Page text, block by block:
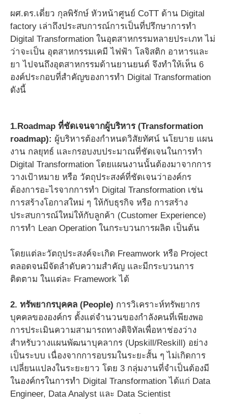
ผศ.ดร.เดี่ยว กุลพิรักษ์ หัวหน้าศูนย์ CoTT ด้าน Digital
factory เล่าถึงประสบการณ์การเป็นที่ปรึกษาการทำ
Digital Transformation ในอุตสาหกรรมหลายประเภท ไม่
ว่าจะเป็น อุตสาหกรรมเคมี ไฟฟ้า โลจิสติก อาหารและ
ยา ไปจนถึงอุตสาหกรรมด้านยานยนต์ จึงทำให้เห็น 6
องค์ประกอบที่สำคัญของการทำ Digital Transformation
ดังนี้
1.Roadmap ที่ชัดเจนจากผู้บริหาร (Transformation
roadmap): ผู้บริหารต้องกำหนดวิสัยทัศน์ นโยบาย แผน
งาน กลยุทธ์ และกรอบงบประมาณที่ชัดเจนในการทำ
Digital Transformation โดยแผนงานนั้นต้องมาจากการ
วางเป้าหมาย หรือ วัตถุประสงค์ที่ชัดเจนว่าองค์กร
ต้องการอะไรจากการทำ Digital Transformation เช่น
การสร้างโอกาสใหม่ ๆ ให้กับธุรกิจ หรือ การสร้าง
ประสบการณ์ใหม่ให้กับลูกค้า (Customer Experience)
การทำ Lean Operation ในกระบวนการผลิต เป็นต้น
โดยแต่ละวัตถุประสงค์จะเกิด Freamwork หรือ Project
ตลอดจนมีจัดลำดับความสำคัญ และมีกระบวนการ
ติดตาม ในแต่ละ Framework ได้
2. ทรัพยากรบุคคล (People) การวิเคราะห์ทรัพยากร
บุคคลขององค์กร ตั้งแต่จำนวนของกำลังคนที่เพียงพอ
การประเมินความสามารถทางดิจิทัลเพื่อหาช่องว่าง
สำหรับวางแผนพัฒนาบุคลากร (Upskill/Reskill) อย่าง
เป็นระบบ เนื่องจากการอบรมในระยะสั้น ๆ ไม่เกิดการ
เปลี่ยนแปลงในระยะยาว โดย 3 กลุ่มงานที่จำเป็นต้องมี
ในองค์กรในการทำ Digital Transformation ได้แก่ Data
Engineer, Data Analyst และ Data Scientist